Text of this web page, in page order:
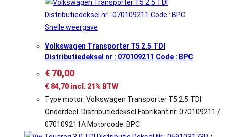
Snelle weergave
Volkswagen Transporter T5 2.5 TDI
Distributiedeksel nr : 070109211 Code : BPC
€ 70,00
€ 84,70 incl. 21% BTW
Type motor: Volkswagen Transporter T5 2.5 TDI
Onderdeel: Distributiedeksel Fabrikant nr: 070109211 /
070109211A Motorcode: BPC